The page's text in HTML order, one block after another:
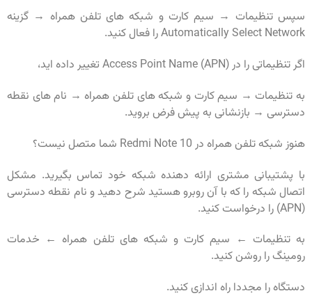
سپس تنظیمات → سیم کارت و شبکه های تلفن همراه → گزینه
Automatically Select Network را فعال کنید.
اگر تنظیماتی را در Access Point Name (APN) تغییر داده اید،
به تنظیمات → سیم کارت و شبکه های تلفن همراه → نام های نقطه
دسترسی → بازنشانی به پیش فرض بروید.
هنوز شبکه تلفن همراه در Redmi Note 10 شما متصل نیست؟
با پشتیبانی مشتری ارائه دهنده شبکه خود تماس بگیرید. مشکل
اتصال شبکه را که با آن روبرو هستید شرح دهید و نام نقطه دسترسی
(APN) را درخواست کنید.
به تنظیمات ← سیم کارت و شبکه های تلفن همراه ← خدمات
رومینگ را روشن کنید.
دستگاه را مجددا راه اندازی کنید.